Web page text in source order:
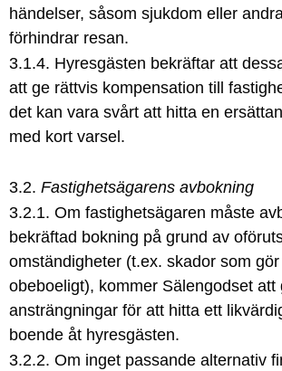
händelser, såsom sjukdom eller
förhindrar resan.
3.1.4. Hyresgästen bekräftar att
att ge rättvis kompensation till
det kan vara svårt att hitta en
med kort varsel.
3.2. Fastighetsägarens avbokning
3.2.1. Om fastighetsägaren måste
bekräftad bokning på grund av
omständigheter (t.ex. skador som
obeboeligt), kommer Sälengodset att
ansträngningar för att hitta ett
boende åt hyresgästen.
3.2.2. Om inget passande alternativ